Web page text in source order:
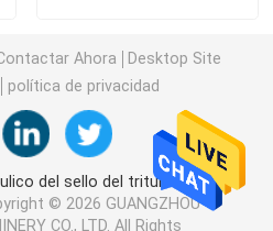
Ahora
Desktop Site
política de privacidad
del sello del triturador
© 2026 GUANGZHOU
CO., LTD. All Rights